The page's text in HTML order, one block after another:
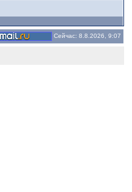
Сейчас: 8.8.2026, 9:07